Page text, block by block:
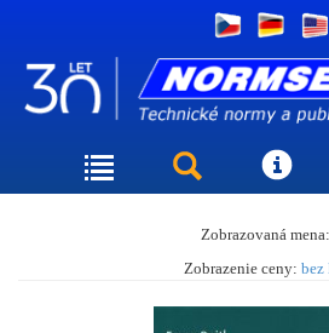
Zobrazovaná mena:
Zobrazenie ceny: bez